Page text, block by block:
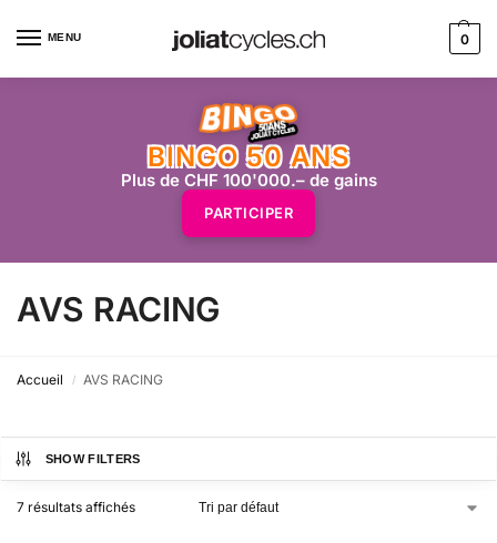
MENU 0
BINGO 50 ANS
Plus de CHF 100'000.– de gains
PARTICIPER
AVS RACING
Accueil / AVS RACING
SHOW FILTERS
7 résultats affichés